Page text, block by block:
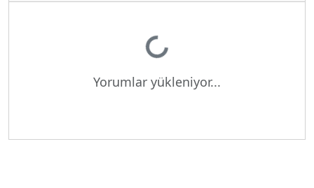
Yükleniyor...
Yorumlar yükleniyor...